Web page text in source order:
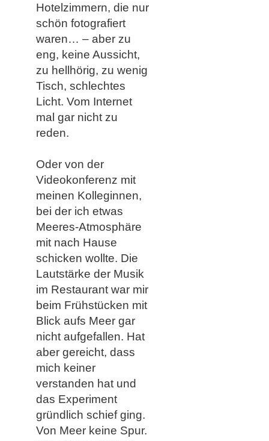
Hotelzimmern, die nur
schön fotografiert
waren… – aber zu
eng, keine Aussicht,
zu hellhörig, zu wenig
Tisch, schlechtes
Licht. Vom Internet
mal gar nicht zu
reden.
Oder von der
Videokonferenz mit
meinen Kolleginnen,
bei der ich etwas
Meeres-Atmosphäre
mit nach Hause
schicken wollte. Die
Lautstärke der Musik
im Restaurant war mir
beim Frühstücken mit
Blick aufs Meer gar
nicht aufgefallen. Hat
aber gereicht, dass
mich keiner
verstanden hat und
das Experiment
gründlich schief ging.
Von Meer keine Spur.